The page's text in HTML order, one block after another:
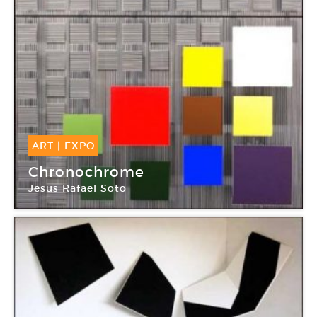
ART EXPO
10 Jan -28 Fév 2015
Chronochrome
Jesus Rafael Soto
Galerie Perrotin